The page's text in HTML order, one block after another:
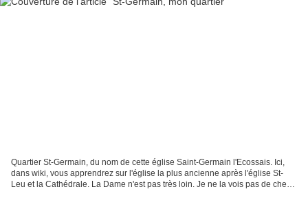
Quartier St-Germain, du nom de cette église Saint-Germain l'Ecossais. Ici,
dans wiki, vous apprendrez sur l'église la plus ancienne après l'église St-
Leu et la Cathédrale. La Dame n'est pas très loin. Je ne la vois pas de chez